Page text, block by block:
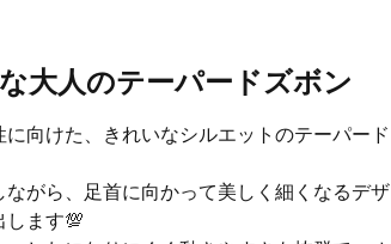
大人のテーパードズボン
向けた、きれいなシルエットのテーパード
ながら、足首に向かって美しく細くなるデザ
します💯